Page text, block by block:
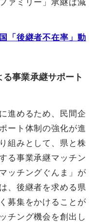
ァミリー」承継は減
「後継者不在率」動
事業承継サポート
進めるため、民間企
ート体制の強化が進
組みとして、県と株
る事業承継マッチン
ッチングぐんま」が
、後継者を求める県
募集をかけることが
チング機会を創出し